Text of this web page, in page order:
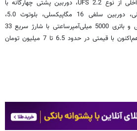
گیگابایت حافظه ذخیره‌سازی داخلی از نوع UFS 2.2، دوربین پشتی چهارگانه با
لنزهای 108+8+2+2 مگاپیکسلی، دوربین سلفی 16 مگاپیکسلی، بلوتوث 5.0،
حسگر اثر انگشت در لبه جانبی و باتری 5000 میلی‌آمپرساعتی با شارژ سریع 33
واتی بهره می‌برد. این گوشی هم‌اکنون با قیمتی در حدود 6.5 تا 7 میلیون تومان